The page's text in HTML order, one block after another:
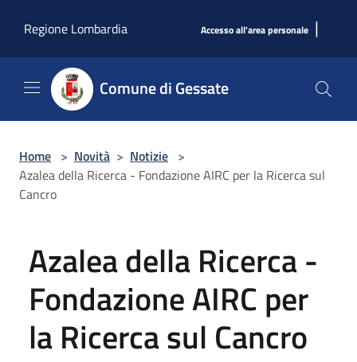
Regione Lombardia
Accesso all'area personale |
Comune di Gessate
Home > Novità > Notizie >
Azalea della Ricerca - Fondazione AIRC per la Ricerca sul
Cancro
Azalea della Ricerca -
Fondazione AIRC per
la Ricerca sul Cancro